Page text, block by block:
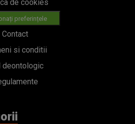
de cookies
preferințele
Contact
si conditii
deontologic